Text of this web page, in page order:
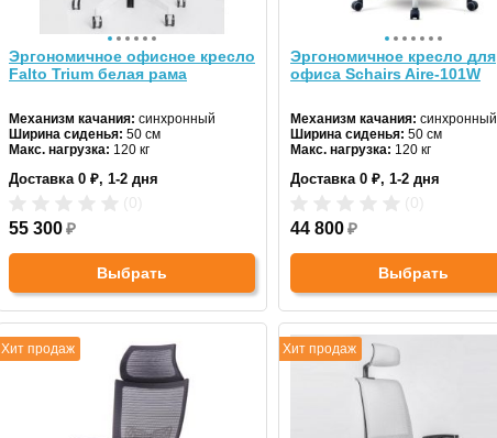
Эргономичное офисное кресло
Falto Trium белая рама
Механизм качания: синхронный
Ширина сиденья: 50 см
Макс. нагрузка: 120 кг
Материал спинки:сетчатая ткань
Доставка 0 ₽, 1-2 дня
55 300₽
Выбрать
Эргономичное кресло для
офиса Schairs Aire-101W
Механизм качания: синхронный
Ширина сиденья: 50 см
Макс. нагрузка: 120 кг
Материал спинки:сетка
Доставка 0 ₽, 1-2 дня
44 800₽
Выбрать
Хит продаж Хит продаж